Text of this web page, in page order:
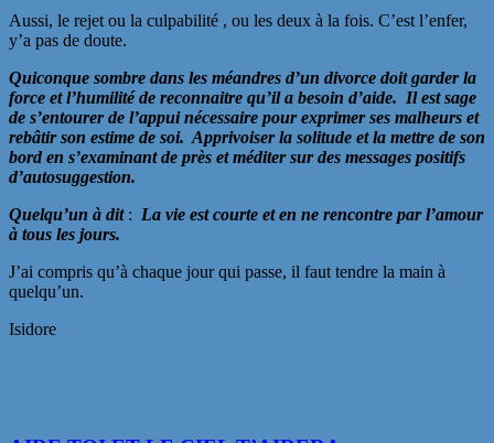
Aussi, le rejet ou la culpabilité , ou les deux à la fois. C’est l’enfer,
y’a pas de doute.
Quiconque sombre dans les méandres d’un divorce doit garder la
force et l’humilité de reconnaitre qu’il a besoin d’aide. Il est sage
de s’entourer de l’appui nécessaire pour exprimer ses malheurs et
rebâtir son estime de soi. Apprivoiser la solitude et la mettre de son
bord en s’examinant de près et méditer sur des messages positifs
d’autosuggestion.
Quelqu’un à dit : La vie est courte et en ne rencontre par l’amour
à tous les jours.
J’ai compris qu’à chaque jour qui passe, il faut tendre la main à
quelqu’un.
Isidore